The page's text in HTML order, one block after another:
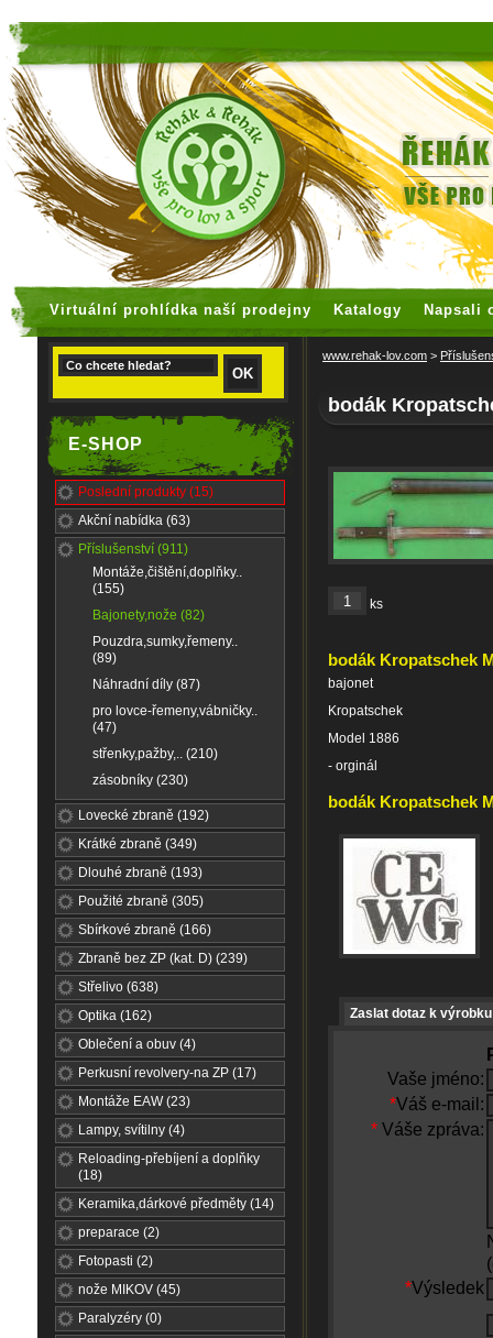
Virtuální prohlídka naší prodejny Katalogy Napsali
E-SHOP
Poslední produkty (15)
Akční nabídka (63)
Příslušenství (911)
Montáže,čištění,doplňky..
(155)
Bajonety,nože (82)
Pouzdra,sumky,řemeny..
(89)
Náhradní díly (87)
pro lovce-řemeny,vábničky..
(47)
střenky,pažby,.. (210)
zásobníky (230)
Lovecké zbraně (192)
Krátké zbraně (349)
Dlouhé zbraně (193)
Použité zbraně (305)
Sbírkové zbraně (166)
Zbraně bez ZP (kat. D) (239)
Střelivo (638)
Optika (162)
Oblečení a obuv (4)
Perkusní revolvery-na ZP (17)
Montáže EAW (23)
Lampy, svítilny (4)
Reloading-přebíjení a doplňky
(18)
Keramika,dárkové předměty (14)
preparace (2)
Fotopasti (2)
nože MIKOV (45)
Paralyzéry (0)
www.rehak-lov.com >
bodák
ks
bodák Kropatschek
bajonet
Kropatschek
Model 1886
- orginál
bodák Kropatschek
Zaslat dotaz k výrobku
Vaše jméno:
*Váš e-mail:
* Váše zpráva:
*Výsledek